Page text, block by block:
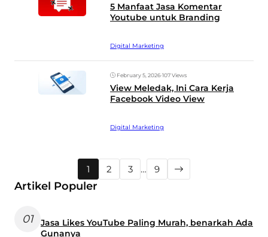
5 Manfaat Jasa Komentar
Youtube untuk Branding
Digital Marketing
February 5, 2026•107 Views
View Meledak, Ini Cara Kerja
Facebook Video View
Digital Marketing
1 2 3 … 9
Artikel Populer
01
Jasa Likes YouTube Paling Murah, benarkah Ada
Gunanya